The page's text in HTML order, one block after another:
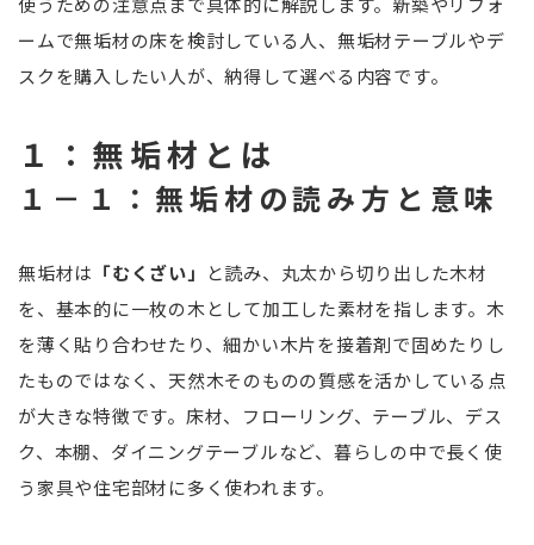
ームで無垢材の床を検討している人、無垢材テーブルやデ
スクを購入したい人が、納得して選べる内容です。
１：無垢材とは
１－１：無垢材の読み方と意味
無垢材は 「むくざい」
と読み、丸太から切り出した木材
を、基本的に一枚の木として加工した素材を指します。木
を薄く貼り合わせたり、細かい木片を接着剤で固めたりし
たものではなく、天然木そのものの質感を活かしている点
が大きな特徴です。床材、フローリング、テーブル、デス
ク、本棚、ダイニングテーブルなど、暮らしの中で長く使
う家具や住宅部材に多く使われます。